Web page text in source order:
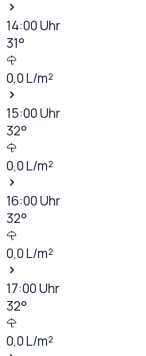
14:00Uhr
31°
0,0L/m²
15:00Uhr
32°
0,0L/m²
16:00Uhr
32°
0,0L/m²
17:00Uhr
32°
0,0L/m²